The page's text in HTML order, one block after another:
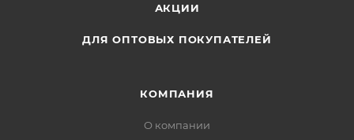
АКЦИИ
ДЛЯ ОПТОВЫХ ПОКУПАТЕЛЕЙ
КОМПАНИЯ
О компании